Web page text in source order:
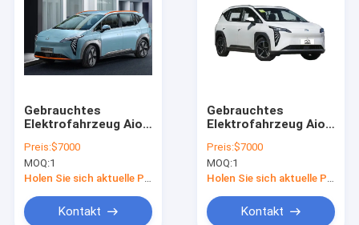
Gebrauchtes
Elektrofahrzeug Aion
Energiefahrzeug
Erwachsene
Sportwagen
Preis:$7000
MOQ:1
Kontakt
Gebrauchtes
Elektrofahrzeug Aion
Energiefahrzeug
Erwachsene
Sportwagen
Preis:$7000
MOQ:1
Kontakt